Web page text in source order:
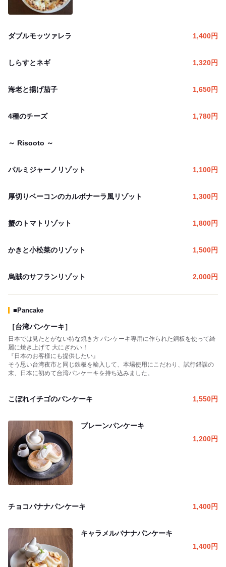
ダブルモッツァレラ 1,400円
しらすとネギ 1,320円
海老と揚げ茄子 1,650円
4種のチーズ 1,780円
～ Risooto ～
パルミジャーノリゾット 1,100円
厚切りベーコンのカルボナーラ風リゾット 1,300円
蟹のトマトリゾット 1,800円
かきと小松菜のリゾット 1,500円
烏賊のサフランリゾット 2,000円
■Pancake
［台湾パンケーキ］
日本では見たとがない特な焼き方 パンケーキ専用に作られた銅板を使って綺
麗に焼き上げて 大にぎわい！
『日本のお客様にも提供したい』
そう思い台湾夜市と同じ鉄板を輸入して、本場使用にこだわり、試行錯誤の
末、日本に初めて台湾パンケーキを持ち込みました。
こぼれイチゴのパンケーキ 1,550円
プレーンパンケーキ
1,200円
チョコバナナパンケーキ 1,400円
キャラメルバナナパンケーキ
1,400円